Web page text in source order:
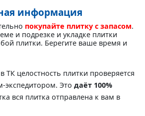
информация
покупайте плитку с запасом.
и подрезке и укладке плитки
бой плитки. Берегите ваше время и
ТК целостность плитки проверяется
экспедитором. Это даёт 100%
вся плитка отправлена к вам в